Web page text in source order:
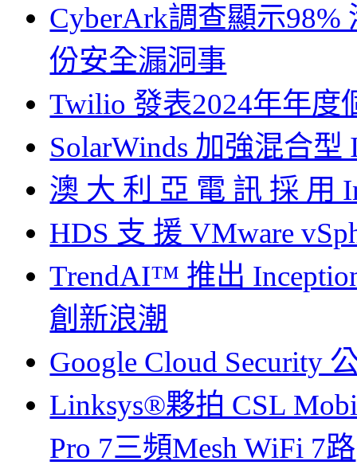
CyberArk調查顯示
份安全漏洞事
Twilio 發表2024年年度
SolarWinds 加強混合
澳 大 利 亞 電 訊 採 用
HDS 支 援 VMware
TrendAI™ 推出
創新浪潮
Google Cloud Security
Linksys®夥拍 CSL
Pro 7三頻Mesh WiFi 7路